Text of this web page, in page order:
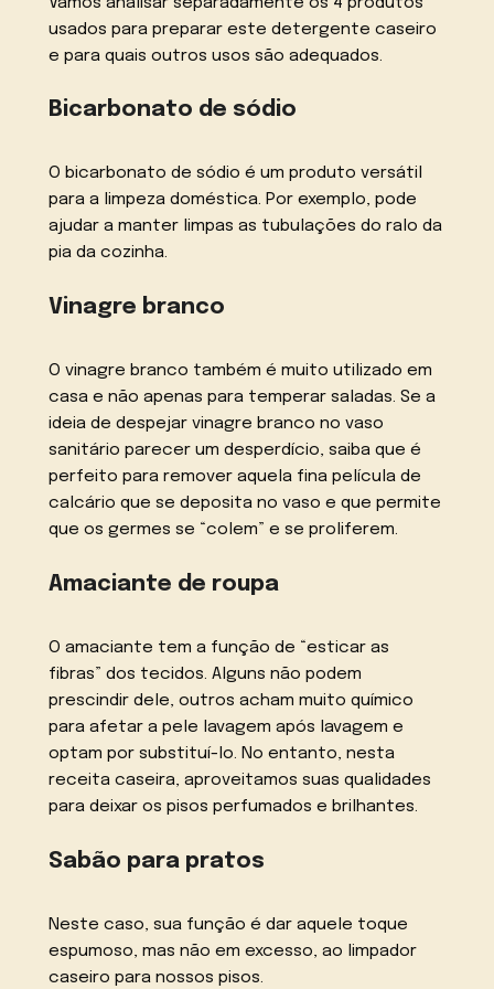
usados para preparar este detergente caseiro
e para quais outros usos são adequados.
Bicarbonato de sódio
O bicarbonato de sódio é um produto versátil
para a limpeza doméstica. Por exemplo, pode
ajudar a manter limpas as tubulações do ralo da
pia da cozinha.
Vinagre branco
O vinagre branco também é muito utilizado em
casa e não apenas para temperar saladas. Se a
ideia de despejar vinagre branco no vaso
sanitário parecer um desperdício, saiba que é
perfeito para remover aquela fina película de
calcário que se deposita no vaso e que permite
que os germes se “colem” e se proliferem.
Amaciante de roupa
O amaciante tem a função de “esticar as
fibras” dos tecidos. Alguns não podem
prescindir dele, outros acham muito químico
para afetar a pele lavagem após lavagem e
optam por substituí-lo. No entanto, nesta
receita caseira, aproveitamos suas qualidades
para deixar os pisos perfumados e brilhantes.
Sabão para pratos
Neste caso, sua função é dar aquele toque
espumoso, mas não em excesso, ao limpador
caseiro para nossos pisos.